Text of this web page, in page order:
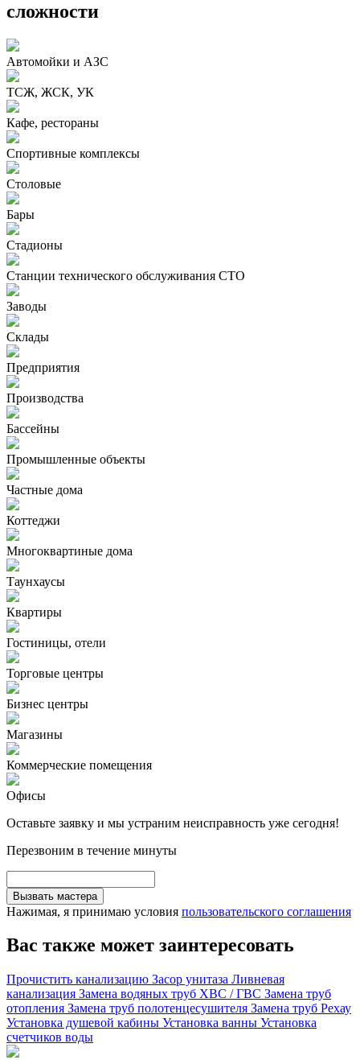
сложности
Автомойки и АЗС
ТСЖ, ЖСК, УК
Кафе, рестораны
Спортивные комплексы
Столовые
Бары
Стадионы
Станции технического обслуживания СТО
Заводы
Склады
Предприятия
Производства
Бассейны
Промышленные объекты
Частные дома
Коттеджи
Многоквартиные дома
Таунхаусы
Квартиры
Гостиницы, отели
Торговые центры
Бизнес центры
Магазины
Коммерческие помещения
Офисы
Оставьте заявку и мы устраним неисправность уже сегодня!
Перезвоним в течение минуты
Вызвать мастера
Нажимая, я принимаю условия пользовательского соглашения
Вас также может заинтересовать
Прочистить канализацию Засор унитаза Ливневая
канализация Замена водяных труб ХВС / ГВС Замена труб
отопления Замена труб полотенцесушителя Замена труб Рехау
Установка душевой кабины Установка ванны Установка
счетчиков воды